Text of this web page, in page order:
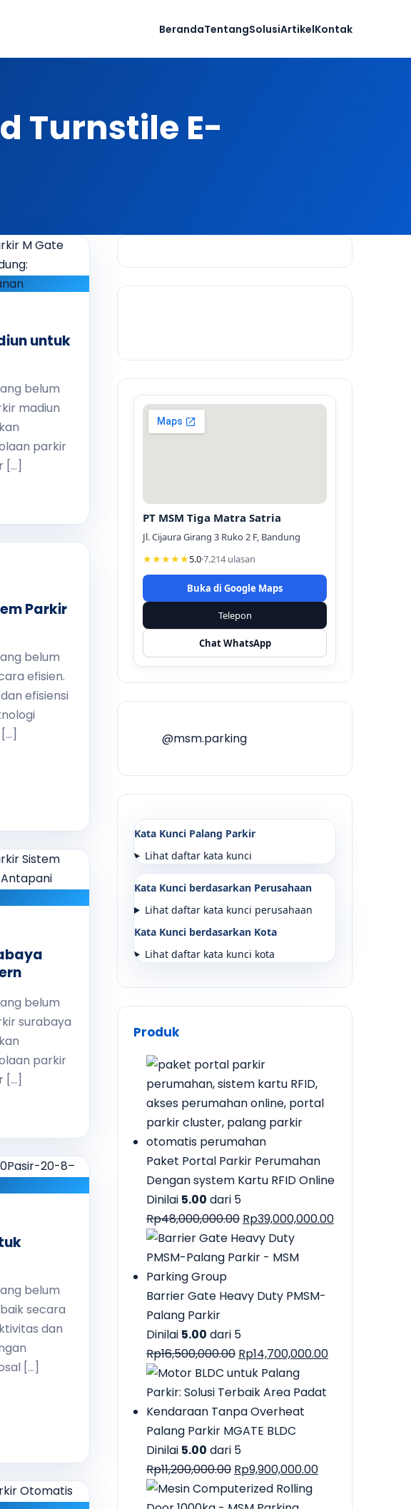
BerandaTentangSolusiArtikelKontak
Turnstile E-
untuk
belum
madiun
parkir
[…]
Parkir
belum
efisien.
efisiensi
belum
surabaya
parkir
[…]
belum
secara
dan
[…]
PT MSM Tiga Matra Satria
Jl. Cijaura Girang 3 Ruko 2 F, Bandung
★★★★★5.0·7.214 ulasan
Buka di Google Maps
Telepon
Chat WhatsApp
@msm.parking
Kata Kunci Palang Parkir
Lihat daftar kata kunci
Kata Kunci berdasarkan Perusahaan
Lihat daftar kata kunci perusahaan
Kata Kunci berdasarkan Kota
Lihat daftar kata kunci kota
Produk
Paket Portal Parkir Perumahan
Dengan system Kartu RFID Online
Dinilai 5.00 dari 5
Rp48,000,000.00 Harga
aslinya
adalah:
Rp39,000,000.00Harga
Barrier Gate Heavy Duty PMSM-
Palang Parkir
Dinilai 5.00 dari 5
Rp16,500,000.00 Harga
aslinya
adalah:
Rp16,500,000.00.
Rp14,700,000.00Harga
Palang Parkir MGATE BLDC
Dinilai 5.00 dari 5
Rp11,200,000.00 Harga
aslinya
Rp9,900,000.00Harga